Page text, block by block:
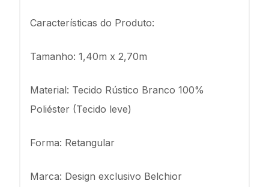
Características do Produto:
Tamanho: 1,40m x 2,70m
Material: Tecido Rústico Branco 100%
Poliéster (Tecido leve)
Forma: Retangular
Marca: Design exclusivo Belchior